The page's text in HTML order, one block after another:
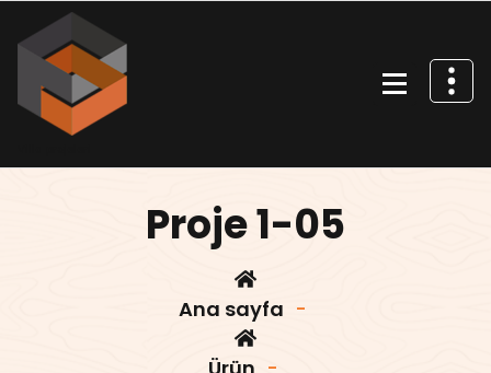
geç
Proje 1-05
Ana sayfa -